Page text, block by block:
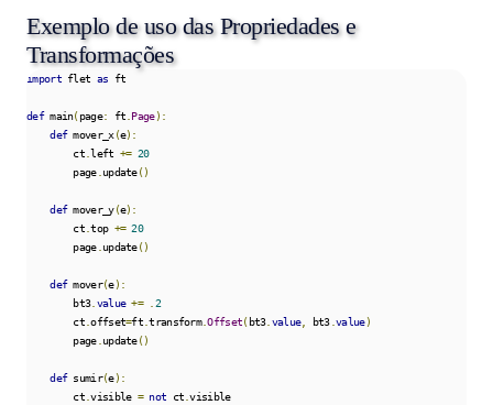
Exemplo de uso das Propriedades e
Transformações
import flet as ft
def main(page: ft Page):
def mover_x(e):
        ct
.left += 20
        page
. update()
def mover_y(e):
        ct
.top += 20
        page
. update()
def mover(e):
        bt3
. value +=
2
        ct
.offset=ft .transform.Offset(bt3. value, bt3.value)
        page
. update()
def sumir(e):
        ct
.visible = not ct .visible